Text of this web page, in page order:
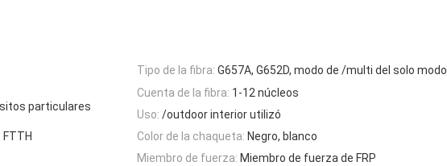
Tipo de la fibra: G657A, G652D, modo de /multi del solo modo
particulares
Cuenta de la fibra: 1-12 núcleos
Uso: /outdoor interior utilizó
FTTH Color de la chaqueta: Negro, blanco
Miembro de fuerza: Miembro de fuerza de FRP